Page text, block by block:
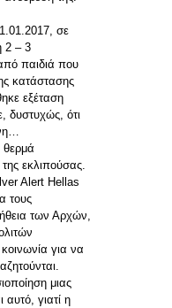
σε
2 – 3
παιδιά που
κατάστασης
εξέταση
δυστυχώς, ότι
εκλιπούσας.
Alert Hellas
τους
των Αρχών,
για να
μιας
γιατί η